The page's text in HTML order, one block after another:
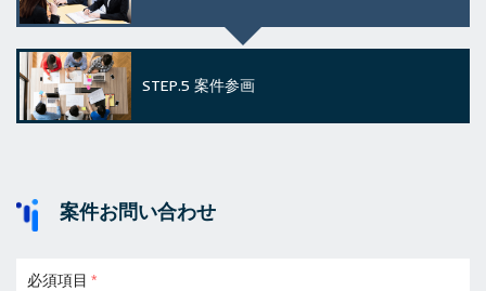
STEP.5 案件参画
案件お問い合わせ
必須項目